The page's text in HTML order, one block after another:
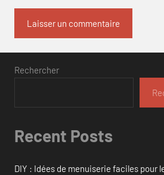
Rechercher
Recent Posts
DIY : Idées de menuiserie faciles pour